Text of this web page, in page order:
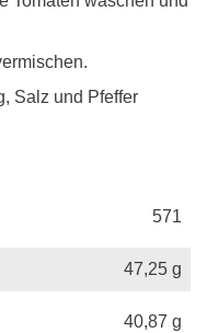
Salz und Pfeffer
571
47,25 g
40,87 g